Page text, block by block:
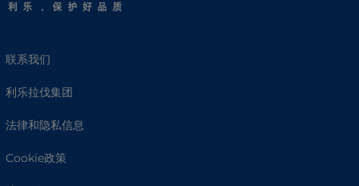
联系我们
利乐拉伐集团
法律和隐私信息
Cookie政策